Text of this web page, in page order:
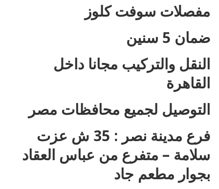
مفصلات سوفت كلوز
ضمان 5 سنين
النقل والتركيب مجانا داخل
القاهرة
التوصيل لجميع محافظات مصر
فرع مدينة نصر : 35 ش عزت
سلامة – متفرع من عباس العقاد
بجوار مطعم جاد